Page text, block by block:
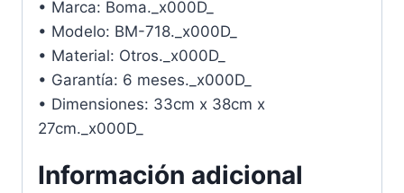
• Marca: Boma._x000D_
• Modelo: BM-718._x000D_
• Material: Otros._x000D_
• Garantía: 6 meses._x000D_
• Dimensiones: 33cm x 38cm x
27cm._x000D_
Información adicional